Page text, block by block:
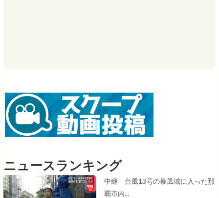
ニュースランキング
中継 台風13号の暴風域に入った那
覇市内...